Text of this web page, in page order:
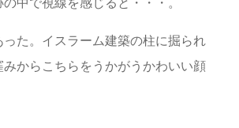
った。イスラーム建築の柱に掘られ
みからこちらをうかがうかわいい顔